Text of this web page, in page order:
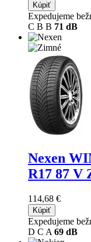
Kúpiť
Expedujeme
C B B 71 dB
Nexen
R17 87 V
114,68 €
Kúpiť
Expedujeme
D C A 69 dB